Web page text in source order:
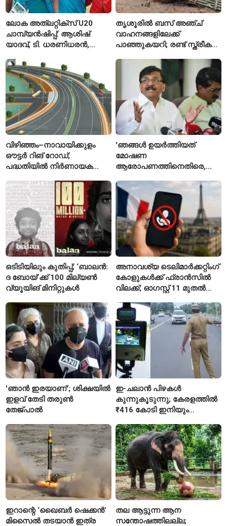
ലോക അത്‌ലറ്റിക്സ് U20
ചാമ്പ്യൻഷിപ്പ്: ആശിഷ്
യാദവ്, ടി. ധരണിധരൻ,
ഫൈനലിൽ
തൃശൂരിൽ ബസ് അഞ്ച്
വാഹനങ്ങളിലേക്ക്
പാഞ്ഞുകയറി; രണ്ട് സ്ത്രീകൾ
വിഴിഞ്ഞം–നാവായിക്കുളം
ഔട്ടർ റിങ് റോഡ്;
പദ്ധതിയിൽ നിർണായക
വിശദീകരണം
'ഞങ്ങൾ ഉയർത്തിയത്
മോഷണ
ആരോപണത്തിനെതിരെ,
റിജിജുവിന് മറുപടിയുമായി
സഞ്ജയ് റാവത്ത്
ഒടിടിയിലും കുതിപ്പ്; ‘ബാലൻ:
ദ ബോയ്’ക്ക് 100 മില്യൺ
വ്യൂയിങ് മിനിറ്റുകൾ
അനാവശ്യ ടെലിമാർക്കറ്റിംഗ്
കോളുകൾക്ക് ഫ്രാൻസിൽ
വിലക്ക്; ഓഗസ്റ്റ് 11 മുതൽ
'ഞാൻ ഇരയാണ്'; ശിക്ഷയിൽ
ഇളവ് തേടി തരുണ്‍
തേജ്പാൽ
ഇ-ചലാൻ പിഴകൾ
കുന്നുകൂടുന്നു; കേരളത്തിൽ
₹416 കോടി ഇനിയും
ഇറാന്റെ ‘ഖൈബർ ഷെക്കൻ’
മിസൈൽ തടയാൻ ഇത്ര
തല ആട്ടുന്ന ആന
സന്തോഷത്തിലല്ല;